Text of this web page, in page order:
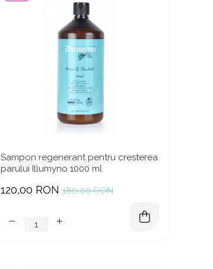
Sampon regenerant pentru cresterea
parului Illumyno 1000 ml
180,00 RON
120,00 RON